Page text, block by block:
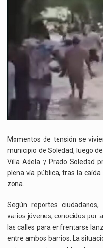
Momentos de tensión se
municipio de Soledad, luego
Villa Adela y Prado Soledad
plena vía pública, tras la
zona.
Según reportes
varios jóvenes, conocidos por
las calles para enfrentarse
entre ambos barrios. La